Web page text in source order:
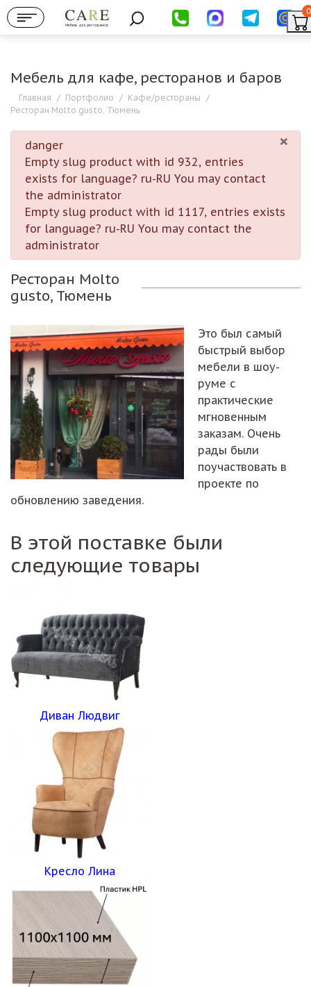
Мебель для ресторанов
0
Мебель для кафе, ресторанов и баров
Главная / Портфолио / Кафе/рестораны /
Ресторан Molto gusto, Тюмень
×
danger
Empty slug product with id 932, entries
exists for language? ru-RU You may contact
the administrator
Empty slug product with id 1117, entries exists
for language? ru-RU You may contact the
administrator
Ресторан Molto
gusto, Тюмень
Это был самый
быстрый выбор
мебели в шоу-
руме с
практические
мгновенным
заказам. Очень
рады были
поучаствовать в
проекте по
обновлению заведения.
В этой поставке были
следующие товары
Диван Людвиг
Кресло Лина